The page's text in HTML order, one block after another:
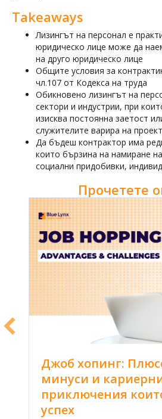
Takeaways
Лизингът на персонал е
юридическо лице може да
на друго юридическо лице
Общите условия за
чл.107 от Кодекса на труда
Обикновено лизингът на
сектори и индустрии, при
изисква постоянна заетост
служителите варира на
Да бъдеш контрактор има
които бързина на намиране
социални придобивки,
Прочетете
Джоб хопинг:
минуси и
приключения
успех